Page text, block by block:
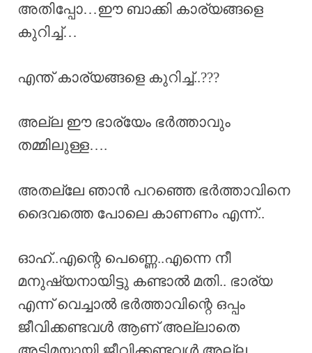
അതിപ്പോ…ഈ ബാക്കി കാര്യങ്ങളെ
കുറിച്ച്…
എന്ത് കാര്യങ്ങളെ കുറിച്ച്..???
അല്ല ഈ ഭാര്യേം ഭർത്താവും
തമ്മിലുള്ള….
അതല്ലേ ഞാൻ പറഞ്ഞെ ഭർത്താവിനെ
ദൈവത്തെ പോലെ കാണണം എന്ന്..
ഓഹ്..എന്റെ പെണ്ണെ..എന്നെ നീ
മനുഷ്യനായിട്ടു കണ്ടാൽ മതി.. ഭാര്യ
എന്ന് വെച്ചാൽ ഭർത്താവിന്റെ ഒപ്പം
ജീവിക്കണ്ടവൾ ആണ് അല്ലാതെ